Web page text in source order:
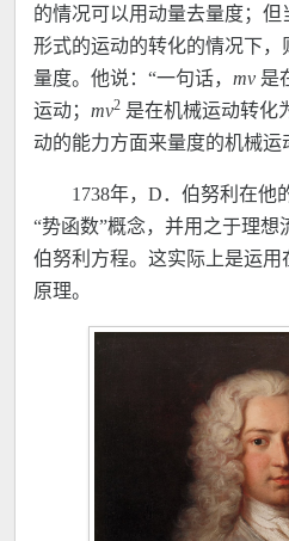
的情况可以用动量去量度；
形式的运动的转化的情况下
量度。他说：“一句话， mv 是
运动； mv2 是在机械运动转化
动的能力方面来量度的机械运
1738年，D．伯努利在他
“势函数”概念，并用之于理想
伯努利方程。这实际上是运
原理。